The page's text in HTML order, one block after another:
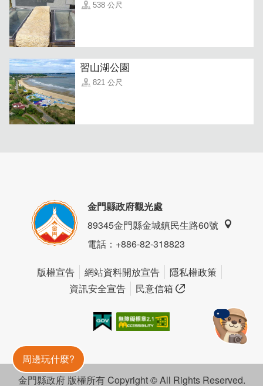
538 公尺
習山湖公園
821 公尺
金門縣政府觀光處
89345金門縣金城鎮民生路60號
電話：+886-82-318823
版權宣告 網站資料開放宣告
隱私權政策
資訊安全宣告
民意信箱
金門縣政府 版權所有 Copyright © All Rights Reserved.
周邊玩什麼?